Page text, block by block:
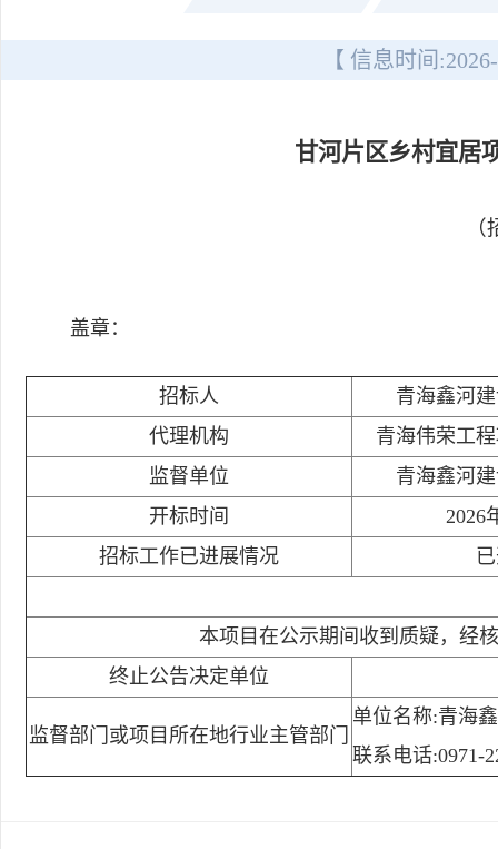
【 信息时间:
甘河片区乡村宜居
盖章：
招标人
青海鑫河
代理机构
青海伟荣工
监督单位
青海鑫河
开标时间
2026
招标工作已进展情况
本项目在公示期间收到质疑，经
终止公告决定单位
监督部门或项目所在地行业主管部门
单位名称:青海
联系电话:0971-